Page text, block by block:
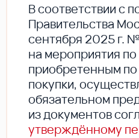
В соответствии с
Правительства
сентября 2025 г.
на мероприятия
приобретенным
покупки,
обязательном
из документов
утверждённому